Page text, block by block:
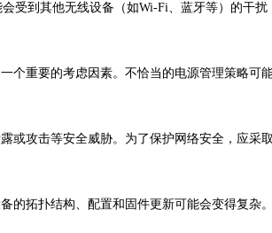
到其他无线设备（如Wi-Fi、蓝牙等）的干
重要的考虑因素。不恰当的电源管理策略可
攻击等安全威胁。为了保护网络安全，应采
拓扑结构、配置和固件更新可能会变得复杂